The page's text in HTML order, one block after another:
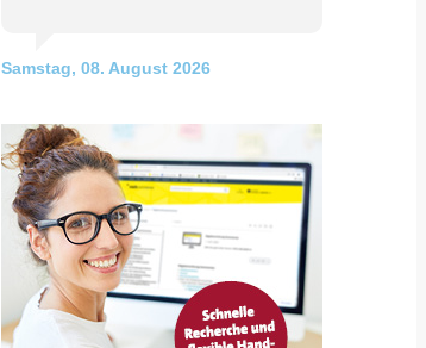
Samstag, 08. August 2026